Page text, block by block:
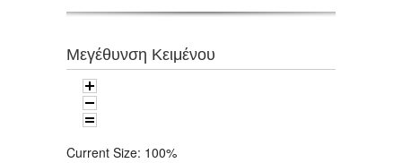
Μεγέθυνση Κειμένου
Current Size: 100%